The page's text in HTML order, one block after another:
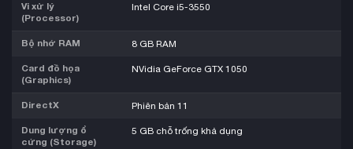
Vi xử lý
(Processor)
Intel Core i5-3550
Bộ nhớ RAM 8 GB RAM
Card đồ họa
(Graphics)
NVidia GeForce GTX 1050
DirectX Phiên bản 11
Dung lượng ổ
cứng (Storage)
5 GB chỗ trống khả dụng